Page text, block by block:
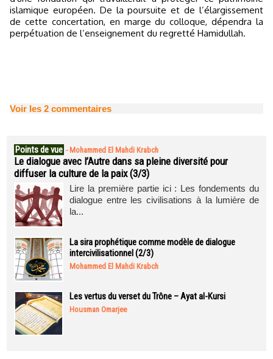
islamique européen. De la poursuite et de l’élargissement
de cette concertation, en marge du colloque, dépendra la
perpétuation de l’enseignement du regretté Hamidullah.
Voir les 2 commentaires
Points de vue - Mohammed El Mahdi Krabch
Le dialogue avec l’Autre dans sa pleine diversité pour
diffuser la culture de la paix (3/3)
Lire la première partie ici : Les fondements du
dialogue entre les civilisations à la lumière de
la...
La sira prophétique comme modèle de dialogue
intercivilisationnel (2/3)
Mohammed El Mahdi Krabch
Les vertus du verset du Trône – Ayat al-Kursi
Housman Omarjee